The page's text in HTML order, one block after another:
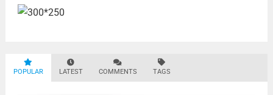
POPULAR LATEST COMMENTS TAGS